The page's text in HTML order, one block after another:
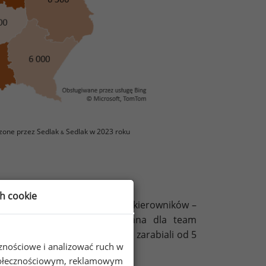
przez Sedlak &Sedlak w 2023 roku
są różnice wynagrodzeń kierowników –
którymi zarządzają. Mediana dla team
poziomem doświadczenia zarabiali od 5
cookie
i analizować ruch w
reklamowym